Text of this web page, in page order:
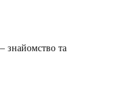
знайомство та